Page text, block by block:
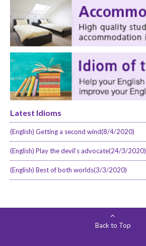
Latest Idioms
(English) Getting a second wind(8/4/2020)
(English) Play the devil’s advocate(24/3/2020)
(English) Best of both worlds(3/3/2020)
Back to Top